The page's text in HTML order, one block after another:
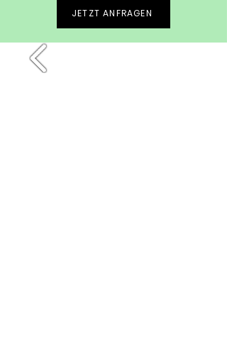
JETZT ANFRAGEN